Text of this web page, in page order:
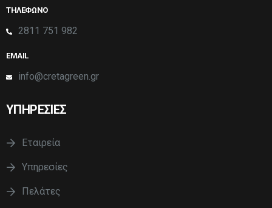
ΤΗΛΕΦΩΝΟ
2811 751 982
EMAIL
info@cretagreen.gr
ΥΠΗΡΕΣΙΕΣ
Εταιρεία
Υπηρεσίες
Πελάτες